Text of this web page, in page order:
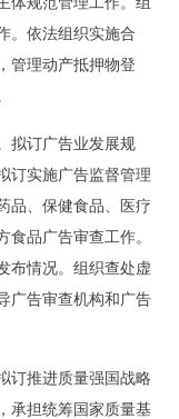
。依法组织实施合
管理动产抵押物登
拟订广告业发展规
订实施广告监督管理
品、保健食品、医疗
食品广告审查工作。
布情况。组织查处虚
广告审查机构和广告
订推进质量强国战略
承担统筹国家质量基